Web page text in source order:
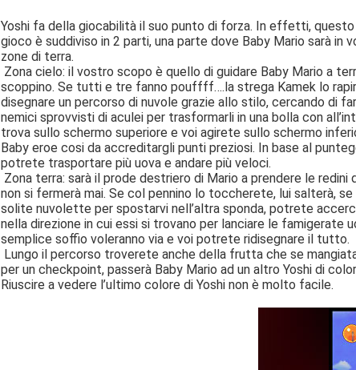
Yoshi fa della giocabilità il suo punto di forza. In effetti,
gioco è suddiviso in 2 parti, una parte dove Baby Mario sarà in
zone di terra.
Zona cielo: il vostro scopo è quello di guidare Baby Mario a
scoppino. Se tutti e tre fanno pouffff….la strega Kamek lo
disegnare un percorso di nuvole grazie allo stilo, cercando di
nemici sprovvisti di aculei per trasformarli in una bolla con
trova sullo schermo superiore e voi agirete sullo schermo
Baby eroe cosi da accreditargli punti preziosi. In base al
potrete trasportare più uova e andare più veloci.
Zona terra: sarà il prode destriero di Mario a prendere le
non si fermerà mai. Se col pennino lo toccherete, lui salterà,
solite nuvolette per spostarvi nell’altra sponda, potrete
nella direzione in cui essi si trovano per lanciare le famigerate
semplice soffio voleranno via e voi potrete ridisegnare il tutto.
Lungo il percorso troverete anche della frutta che se
per un checkpoint, passerà Baby Mario ad un altro Yoshi di
Riuscire a vedere l’ultimo colore di Yoshi non è molto facile.